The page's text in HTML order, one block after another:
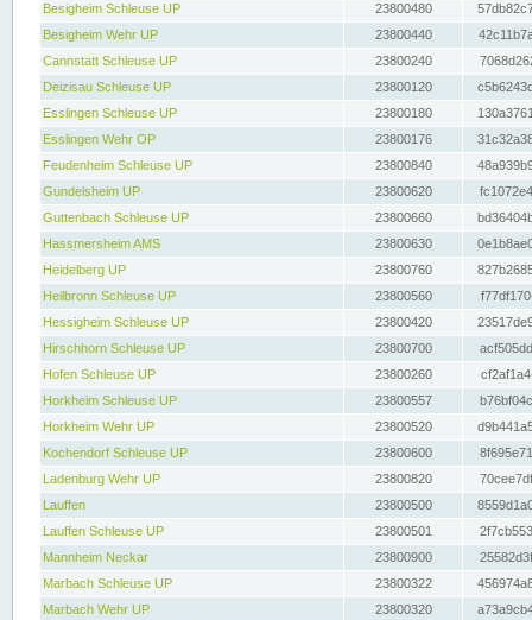
Besigheim Schleuse UP
23800480
Besigheim Wehr UP
23800440
Cannstatt Schleuse UP
23800240
Deizisau Schleuse UP
23800120
Esslingen Schleuse UP
23800180
Esslingen Wehr OP
23800176
Feudenheim Schleuse UP
23800840
Gundelsheim UP
23800620
Guttenbach Schleuse UP
23800660
Hassmersheim AMS
23800630
Heidelberg UP
23800760
Heilbronn Schleuse UP
23800560
Hessigheim Schleuse UP
23800420
Hirschhorn Schleuse UP
23800700
Hofen Schleuse UP
23800260
Horkheim Schleuse UP
23800557
Horkheim Wehr UP
23800520
Kochendorf Schleuse UP
23800600
Ladenburg Wehr UP
23800820
Lauffen
23800500
Lauffen Schleuse UP
23800501
Mannheim Neckar
23800900
Marbach Schleuse UP
23800322
Marbach Wehr UP
23800320